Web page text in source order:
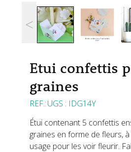
Etui confettis
graines
UGS : IDG14Y
Étui contenant 5 confettis
graines en forme de fleurs,
usage pour les voir fleurir.